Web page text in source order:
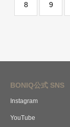
8 9
BONIQ公式 SNS
Instagram
YouTube